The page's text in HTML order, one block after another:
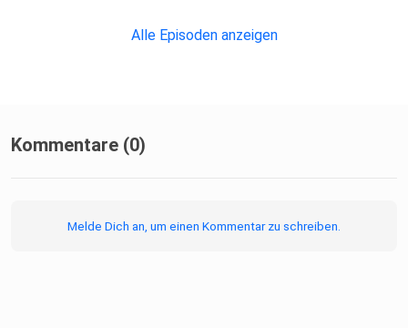
Alle Episoden anzeigen
Kommentare (0)
Melde Dich an, um einen Kommentar zu schreiben.